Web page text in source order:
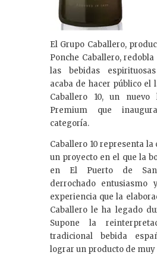
El Grupo Caballero,
Ponche Caballero,
las bebidas
acaba de hacer público el
Caballero 10, un
Premium que
categoría.
Caballero 10 representa
un proyecto en el que la
en El Puerto de
derrochado entusiasmo
experiencia que la
Caballero le ha legado
Supone la
tradicional bebida
lograr un producto de